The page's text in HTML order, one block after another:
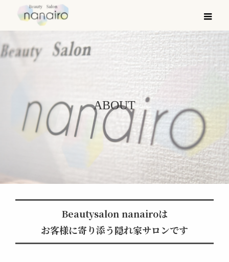
ABOUT
Beautysalon nanairoは
お客様に寄り添う隠れ家サロンです